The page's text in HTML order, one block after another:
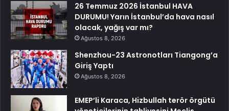
26 Temmuz 2026 İstanbul HAVA
DURUMU! Yarın İstanbul’da hava nasıl
olacak, yağış var mı?
Ağustos 8, 2026
Shenzhou-23 Astronotları Tiangong’a
Giriş Yaptı
Ağustos 8, 2026
EMEP’li Karaca, Hizbullah terör örgütü